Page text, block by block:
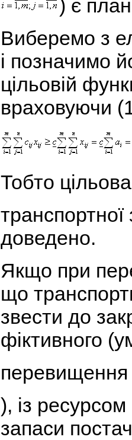
) є
Виберемо з
і позначимо
цільовій
враховуючи
Тобто
доведено.
Якщо при
що
звести до
фіктивного
перевищення
), із
запаси